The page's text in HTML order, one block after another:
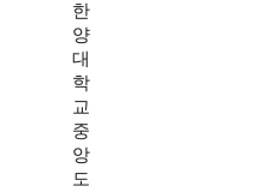
한
양
대
학
교
중
앙
도